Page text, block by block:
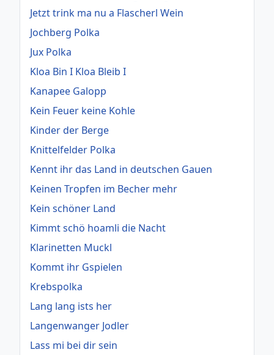
Jetzt trink ma nu a Flascherl Wein
Jochberg Polka
Jux Polka
Kloa Bin I Kloa Bleib I
Kanapee Galopp
Kein Feuer keine Kohle
Kinder der Berge
Knittelfelder Polka
Kennt ihr das Land in deutschen Gauen
Keinen Tropfen im Becher mehr
Kein schöner Land
Kimmt schö hoamli die Nacht
Klarinetten Muckl
Kommt ihr Gspielen
Krebspolka
Lang lang ists her
Langenwanger Jodler
Lass mi bei dir sein